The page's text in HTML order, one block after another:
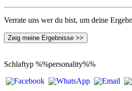
Verrate uns wer du bist, um deine
Zeig meine Ergebnisse >>
Schlaftyp %%personality%%